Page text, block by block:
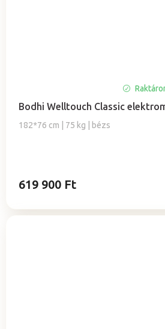
Bodhi Welltouch Classic
182*76 cm | 75 kg | bézs
619 900 Ft